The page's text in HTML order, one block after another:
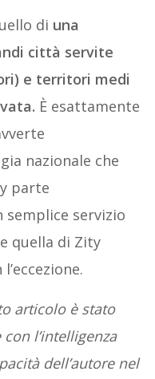
di una
città servite
e territori medi
È esattamente
nazionale che
parte
servizio
quella di Zity
articolo è stato
l’intelligenza
dell’autore nel